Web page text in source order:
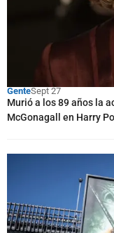
GenteSept 27
Murió a los 89 años la
McGonagall en Harry